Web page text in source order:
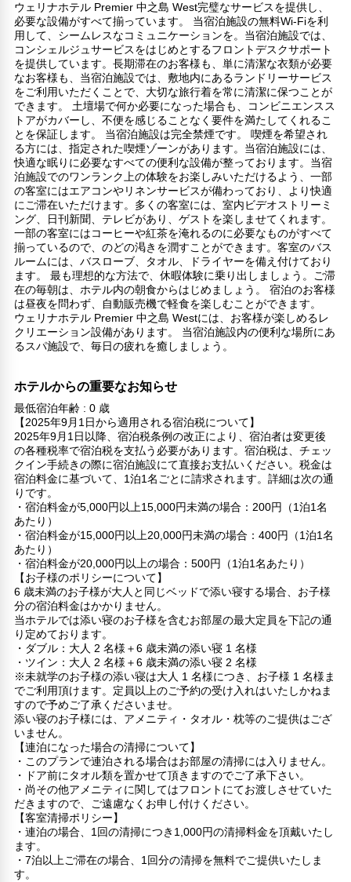
ウェリナホテル Premier 中之島 West完璧なサービスを提供し、
必要な設備がすべて揃っています。 当宿泊施設の無料Wi-Fiを利
用して、シームレスなコミュニケーションを。当宿泊施設では、
コンシェルジュサービスをはじめとするフロントデスクサポート
を提供しています。長期滞在のお客様も、単に清潔な衣類が必要
なお客様も、当宿泊施設では、敷地内にあるランドリーサービス
をご利用いただくことで、大切な旅行着を常に清潔に保つことが
できます。 土壇場で何か必要になった場合も、コンビニエンスス
トアがカバーし、不便を感じることなく要件を満たしてくれるこ
とを保証します。 当宿泊施設は完全禁煙です。 喫煙を希望され
る方には、指定された喫煙ゾーンがあります。当宿泊施設には、
快適な眠りに必要なすべての便利な設備が整っております。当宿
泊施設でのワンランク上の体験をお楽しみいただけるよう、一部
の客室にはエアコンやリネンサービスが備わっており、より快適
にご滞在いただけます。多くの客室には、室内ビデオストリーミ
ング、日刊新聞、テレビがあり、ゲストを楽しませてくれます。
一部の客室にはコーヒーや紅茶を淹れるのに必要なものがすべて
揃っているので、のどの渇きを潤すことができます。客室のバス
ルームには、バスローブ、タオル、ドライヤーを備え付けており
ます。 最も理想的な方法で、休暇体験に乗り出しましょう。ご滞
在の毎朝は、ホテル内の朝食からはじめましょう。 宿泊のお客様
は昼夜を問わず、自動販売機で軽食を楽しむことができます。
ウェリナホテル Premier 中之島 Westには、お客様が楽しめるレ
クリエーション設備があります。 当宿泊施設内の便利な場所にあ
るスパ施設で、毎日の疲れを癒しましょう。
ホテルからの重要なお知らせ
最低宿泊年齢 : 0 歳
【2025年9月1日から適用される宿泊税について】
2025年9月1日以降、宿泊税条例の改正により、宿泊者は変更後
の各種税率で宿泊税を支払う必要があります。宿泊税は、チェッ
クイン手続きの際に宿泊施設にて直接お支払いください。税金は
宿泊料金に基づいて、1泊1名ごとに請求されます。詳細は次の通
りです。
・宿泊料金が5,000円以上15,000円未満の場合：200円（1泊1名
あたり）
・宿泊料金が15,000円以上20,000円未満の場合：400円（1泊1名
あたり）
・宿泊料金が20,000円以上の場合：500円（1泊1名あたり）
【お子様のポリシーについて】
6 歳未満のお子様が大人と同じベッドで添い寝する場合、お子様
分の宿泊料金はかかりません。
当ホテルでは添い寝のお子様を含むお部屋の最大定員を下記の通
り定めております。
・ダブル：大人 2 名様＋6 歳未満の添い寝 1 名様
・ツイン：大人 2 名様＋6 歳未満の添い寝 2 名様
※未就学のお子様の添い寝は大人 1 名様につき、お子様 1 名様ま
でご利用頂けます。定員以上のご予約の受け入れはいたしかねま
すので予めご了承くださいませ。
添い寝のお子様には、アメニティ・タオル・枕等のご提供はござ
いません。
【連泊になった場合の清掃について】
・このプランで連泊される場合はお部屋の清掃には入りません。
・ドア前にタオル類を置かせて頂きますのでご了承下さい。
・尚その他アメニティに関してはフロントにてお渡しさせていた
だきますので、ご遠慮なくお申し付けください。
【客室清掃ポリシー】
・連泊の場合、1回の清掃につき1,000円の清掃料金を頂戴いたし
ます。
・7泊以上ご滞在の場合、1回分の清掃を無料でご提供いたしま
す。